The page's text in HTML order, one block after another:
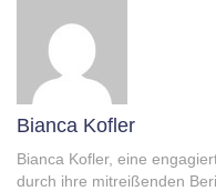
Bianca Kofler
Bianca Kofler, eine
durch ihre mitreißenden